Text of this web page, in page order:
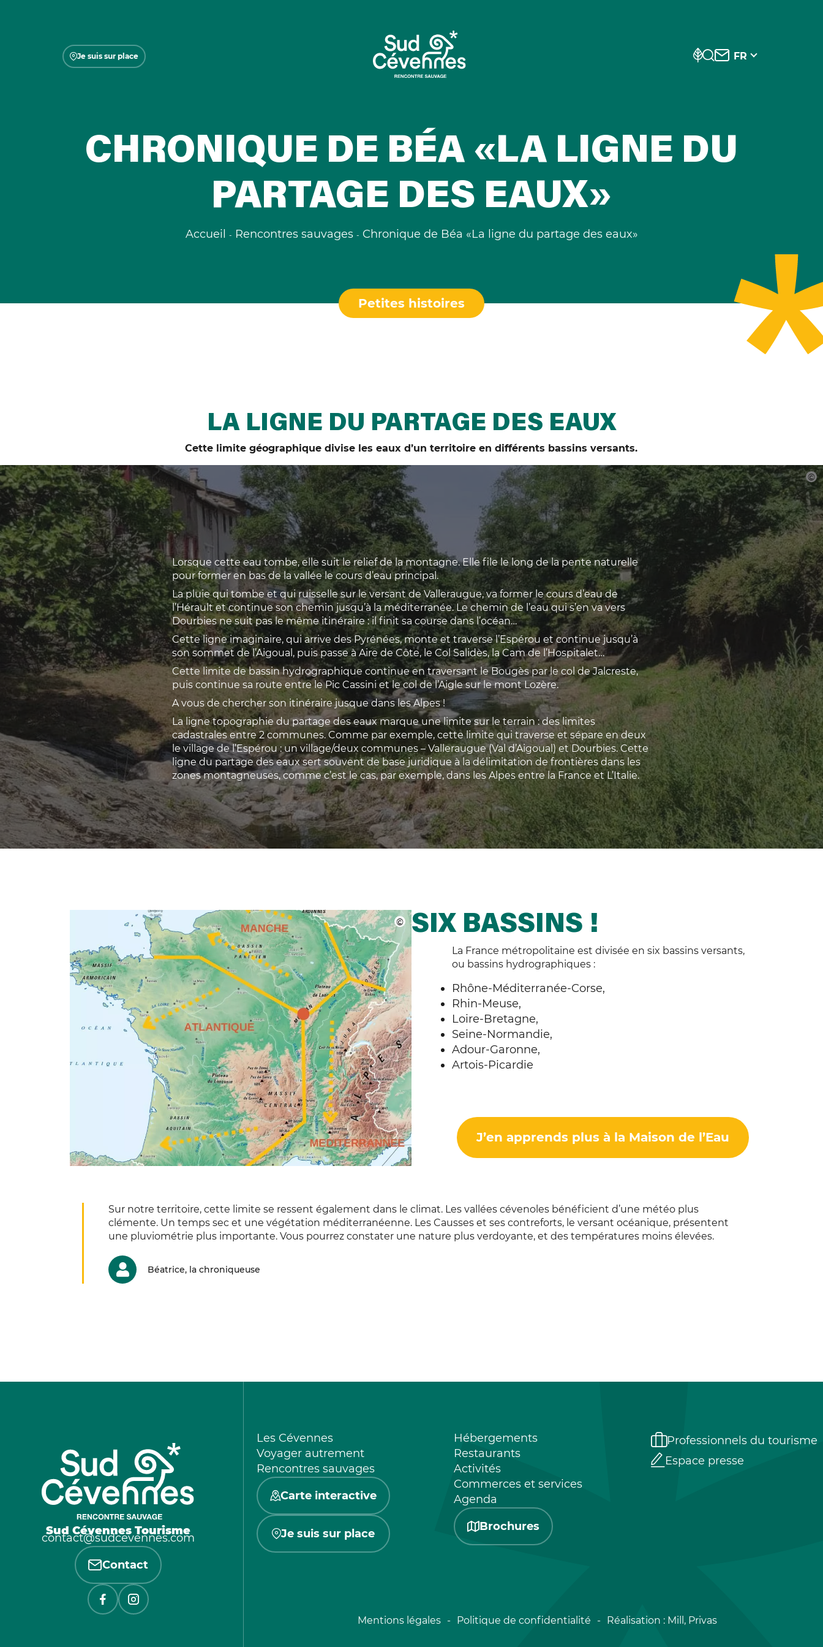
Je suis sur place FR
CHRONIQUE DE BÉA «LA LIGNE DU
PARTAGE DES EAUX»
Accueil Rencontres sauvages Chronique de Béa «La ligne du partage des eaux»
Petites histoires
LA LIGNE DU PARTAGE DES EAUX
Cette limite géographique divise les eaux d’un territoire en différents bassins versants.
Lorsque cette eau tombe, elle suit le relief de la montagne. Elle file le long de la pente naturelle
pour former en bas de la vallée le cours d’eau principal.
La pluie qui tombe et qui ruisselle sur le versant de Valleraugue, va former le cours d’eau de
l’Hérault et continue son chemin jusqu’à la méditerranée. Le chemin de l’eau qui s’en va vers
Dourbies ne suit pas le même itinéraire : il finit sa course dans l’océan…
Cette ligne imaginaire, qui arrive des Pyrénées, monte et traverse l’Espérou et continue jusqu’à
son sommet de l’Aigoual, puis passe à Aire de Côte, le Col Salidès, la Cam de l’Hospitalet…
Cette limite de bassin hydrographique continue en traversant le Bougès par le col de Jalcreste,
puis continue sa route entre le Pic Cassini et le col de l’Aigle sur le mont Lozère.
A vous de chercher son itinéraire jusque dans les Alpes !
La ligne topographie du partage des eaux marque une limite sur le terrain : des limites
cadastrales entre 2 communes. Comme par exemple, cette limite qui traverse et sépare en deux
le village de l’Espérou : un village/deux communes – Valleraugue (Val d’Aigoual) et Dourbies. Cette
ligne du partage des eaux sert souvent de base juridique à la délimitation de frontières dans les
zones montagneuses, comme c’est le cas, par exemple, dans les Alpes entre la France et L’Italie.
SIX BASSINS !
La France métropolitaine est divisée en six bassins versants,
ou bassins hydrographiques :
Rhône-Méditerranée-Corse,
Rhin-Meuse,
Loire-Bretagne,
Seine-Normandie,
Adour-Garonne,
Artois-Picardie
J’en apprends plus à la Maison de l’Eau
Sur notre territoire, cette limite se ressent également dans le climat. Les vallées cévenoles bénéficient d’une météo plus
clémente. Un temps sec et une végétation méditerranéenne. Les Causses et ses contreforts, le versant océanique, présentent
une pluviométrie plus importante. Vous pourrez constater une nature plus verdoyante, et des températures moins élevées.
Béatrice, la chroniqueuse
Sud Cévennes Tourisme
contact@sudcevennes.com
Contact
Les Cévennes
Voyager autrement
Rencontres sauvages
Carte interactive
Je suis sur place
Hébergements
Restaurants
Activités
Commerces et services
Agenda
Brochures
Professionnels du tourisme
Espace presse
Mentions légales Politique de confidentialité Réalisation : Mill, Privas